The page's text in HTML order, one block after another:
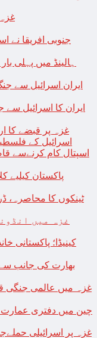
جنوبی افریقا نے
ہالینڈ میں پہلی
ایران اسرائیل
ایران کا اسرائیل
غزہ پر قبضے کا
اسرائیل کے
اسپتال کام کرنےسے
پاکستان کیلیے
ٹینکوں کا محاصرہ،
غزہ میں
بھارت کی جانب
غزہ میں عالمی جنگی